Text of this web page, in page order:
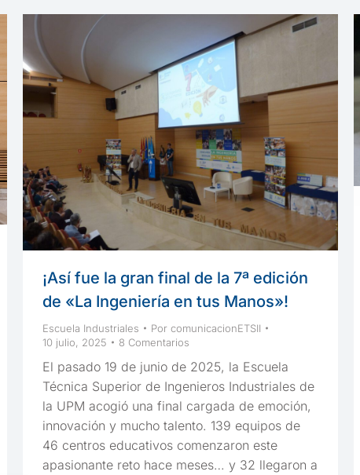
¡Así fue la gran final de la 7ª edición
de «La Ingeniería en tus Manos»!
Escuela Industriales Por comunicacionETSII
10 julio, 2025
8 Comentarios
El pasado 19 de junio de 2025, la Escuela
Técnica Superior de Ingenieros Industriales de
la UPM acogió una final cargada de emoción,
innovación y mucho talento. 139 equipos de
46 centros educativos comenzaron este
apasionante reto hace meses… y 32 llegaron a